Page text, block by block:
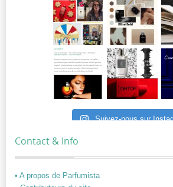
Suivez-nous sur
Contact & Info
• A propos de Parfumista